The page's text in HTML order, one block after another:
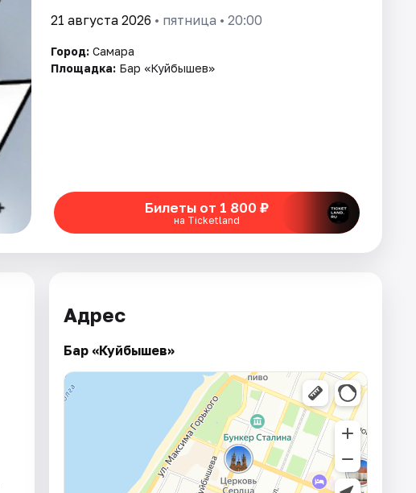
21 августа 2026 • пятница • 20:00
Город: Самара
Площадка: Бар «Куйбышев»
Билеты от 1 800 ₽
на Ticketland
Адрес
Бар «Куйбышев»